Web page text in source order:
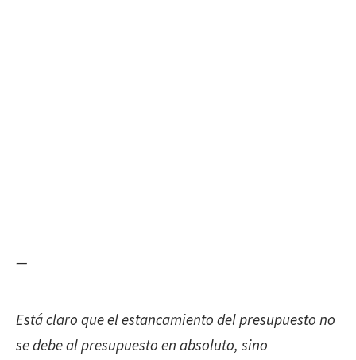
—
Estáclaro que el estancamiento del presupuesto no
se debe al presupuesto en absoluto, sino